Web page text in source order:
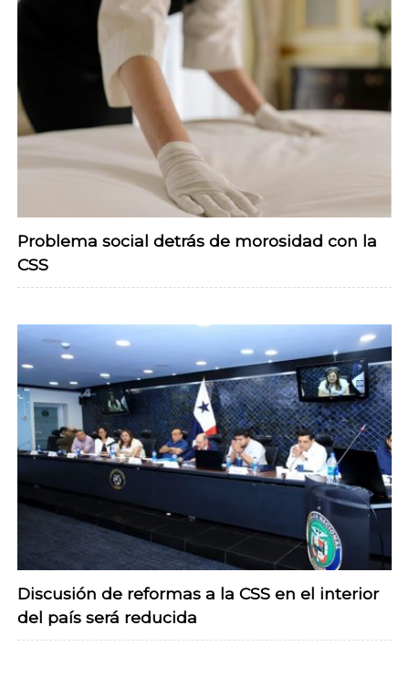
Problema social detrás de morosidad con la
CSS
Discusión de reformas a la CSS en el interior
del país será reducida